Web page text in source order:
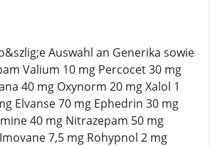
Auswahl an Generika sowie
Valium 10 mg Percocet 30 mg
40 mg Oxynorm 20 mg Xalol 1
Elvanse 70 mg Ephedrin 30 mg
40 mg Nitrazepam 50 mg
7,5 mg Rohypnol 2 mg